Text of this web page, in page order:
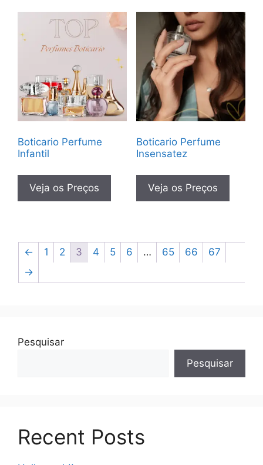
Boticario Perfume
Infantil
Veja os Preços
Boticario Perfume
Insensatez
Veja os Preços
← 1 2 3 4 5 6 … 65 66
67
→
Pesquisar
Pesquisar
Recent Posts